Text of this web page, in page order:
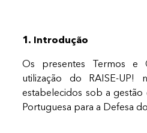
1. Introdução
Os presentes Termos e
utilização do RAISE-UP!
estabelecidos sob a gestão
Portuguesa para a Defesa